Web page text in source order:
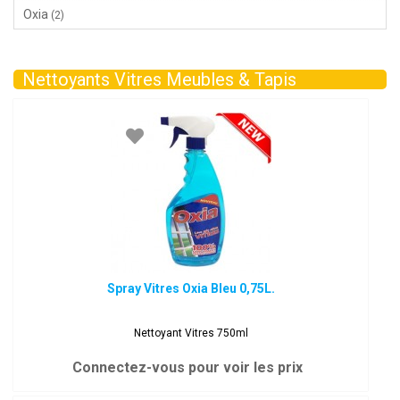
Oxia (2)
Nettoyants Vitres Meubles & Tapis
Spray Vitres Oxia Bleu 0,75L.
Nettoyant Vitres 750ml
Connectez-vous pour voir les prix